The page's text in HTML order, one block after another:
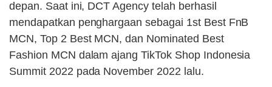
depan. Saat ini, DCT Agency telah berhasil
mendapatkan penghargaan sebagai 1st Best FnB
MCN, Top 2 Best MCN, dan Nominated Best
Fashion MCN dalam ajang TikTok Shop Indonesia
Summit 2022 pada November 2022 lalu.